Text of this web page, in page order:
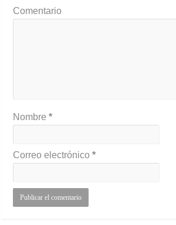
Comentario
Nombre*
Correo electrónico*